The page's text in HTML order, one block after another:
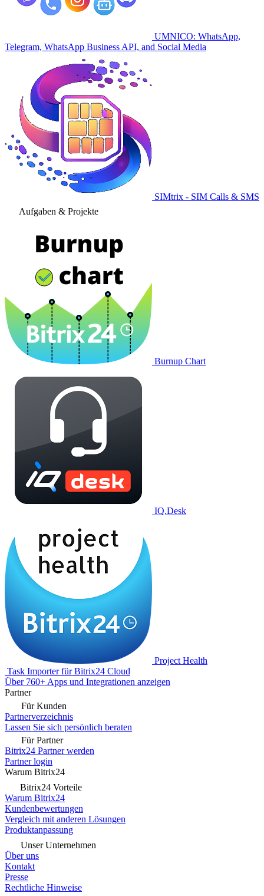
UMNICO: WhatsApp,
Telegram, WhatsApp Business API, and Social Media
SIMtrix - SIM Calls & SMS
Aufgaben & Projekte
Burnup Chart
IQ.Desk
Project Health
Task Importer für Bitrix24 Cloud
Über 760+ Apps und Integrationen anzeigen
Partner
Für Kunden
Partnerverzeichnis
Lassen Sie sich persönlich beraten
Für Partner
Bitrix24 Partner werden
Partner login
Warum Bitrix24
Bitrix24 Vorteile
Warum Bitrix24
Kundenbewertungen
Vergleich mit anderen Lösungen
Produktanpassung
Unser Unternehmen
Über uns
Kontakt
Presse
Rechtliche Hinweise